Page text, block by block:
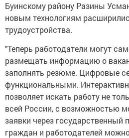
Буинскому району Разины
новым технологиям
трудоустройства.
"Теперь работодатели могут
размещать информацию о
заполнять резюме. Цифровые
функциональными.
позволяет искать работу не
всей России, с возможностью
заявки через государственный
граждан и работодателей